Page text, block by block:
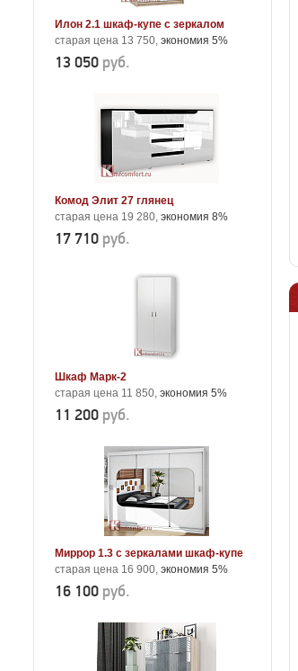
Илон 2.1 шкаф-купе с зеркалом
старая цена 13 750, экономия 5%
13 050 руб.
Комод Элит 27 глянец
старая цена 19 280, экономия 8%
17 710 руб.
Шкаф Марк-2
старая цена 11 850, экономия 5%
11 200 руб.
Миррор 1.3 с зеркалами шкаф-купе
старая цена 16 900, экономия 5%
16 100 руб.